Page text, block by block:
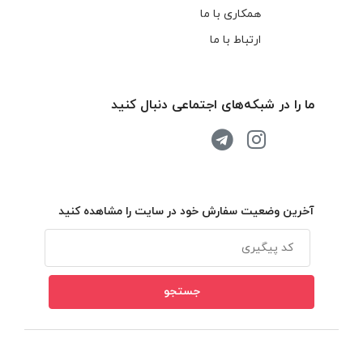
همکاری با ما
ارتباط با ما
ما را در شبکه‌های اجتماعی دنبال کنید
آخرین وضعیت سفارش خود در سایت را مشاهده کنید